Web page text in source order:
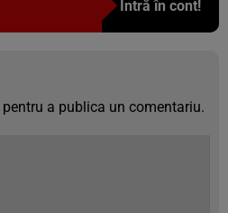
Intră în cont!
pentru a publica un comentariu.